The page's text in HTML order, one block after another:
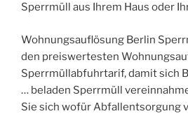
Sperrmüll aus Ihrem Haus oder
Wohnungsauflösung Berlin
den preiswertesten
Sperrmüllabfuhrtarif, damit sich
… beladen Sperrmüll
Sie sich wofür Abfallentsorgung